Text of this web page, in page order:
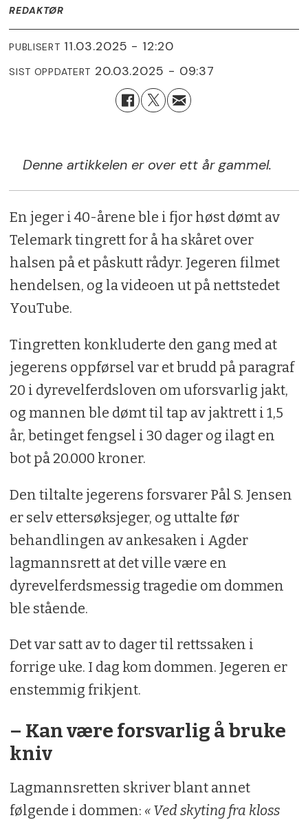
REDAKTØR
PUBLISERT 11.03.2025 - 12:20
SIST OPPDATERT 20.03.2025 - 09:37
Denne artikkelen er over ett år gammel.
En jeger i 40-årene ble i fjor høst dømt av
Telemark tingrett for å ha skåret over
halsen på et påskutt rådyr. Jegeren filmet
hendelsen, og la videoen ut på nettstedet
YouTube.
Tingretten konkluderte den gang med at
jegerens oppførsel var et brudd på paragraf
20 i dyrevelferdsloven om uforsvarlig jakt,
og mannen ble dømt til tap av jaktrett i 1,5
år, betinget fengsel i 30 dager og ilagt en
bot på 20.000 kroner.
Den tiltalte jegerens forsvarer Pål S. Jensen
er selv ettersøksjeger, og uttalte før
behandlingen av ankesaken i Agder
lagmannsrett at det ville være en
dyrevelferdsmessig tragedie om dommen
ble stående.
Det var satt av to dager til rettssaken i
forrige uke. I dag kom dommen. Jegeren er
enstemmig frikjent.
– Kan være forsvarlig å bruke
kniv
Lagmannsretten skriver blant annet
følgende i dommen: « Ved skyting fra kloss